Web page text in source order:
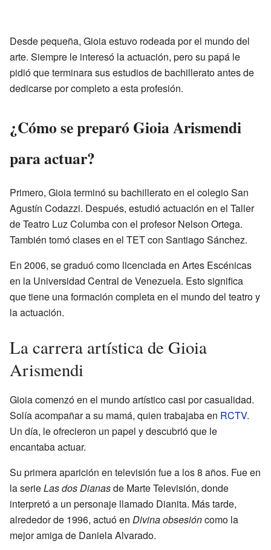
Desde pequeña, Gioia estuvo rodeada por el mundo del
arte. Siempre le interesó la actuación, pero su papá le
pidió que terminara sus estudios de bachillerato antes de
dedicarse por completo a esta profesión.
¿Cómo se preparó Gioia Arismendi
para actuar?
Primero, Gioia terminó su bachillerato en el colegio San
Agustín Codazzi. Después, estudió actuación en el Taller
de Teatro Luz Columba con el profesor Nelson Ortega.
También tomó clases en el TET con Santiago Sánchez.
En 2006, se graduó como licenciada en Artes Escénicas
en la Universidad Central de Venezuela. Esto significa
que tiene una formación completa en el mundo del teatro y
la actuación.
La carrera artística de Gioia
Arismendi
Gioia comenzó en el mundo artístico casi por casualidad.
Solía acompañar a su mamá, quien trabajaba en RCTV.
Un día, le ofrecieron un papel y descubrió que le
encantaba actuar.
Su primera aparición en televisión fue a los 8 años. Fue en
la serieLas dos Dianasde Marte Televisión, donde
interpretó a un personaje llamado Dianita. Más tarde,
alrededor de 1996, actuó en Divina obsesióncomo la
mejor amiga de Daniela Alvarado.